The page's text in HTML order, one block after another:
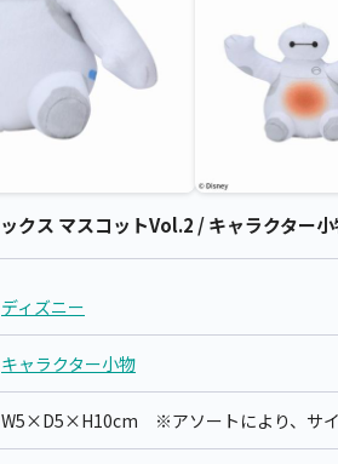
クス マスコットVol.2 / キャラクター
ディズニー
キャラクター小物
W5×D5×H10cm ※アソートにより、サイ